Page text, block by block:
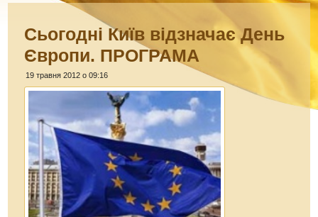
Сьогодні Київ відзначає День
Європи. ПРОГРАМА
19 травня 2012 о 09:16